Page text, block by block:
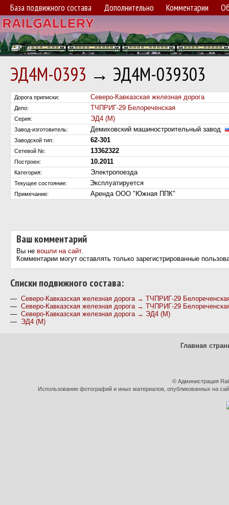
База подвижного состава Дополнительно Комментарии
ЭД4М-0393 → ЭД4М-039303
Дорога приписки: Северо-Кавказская железная дорога
Депо: ТЧПРИГ-29 Белореченская
Серия: ЭД4 (М)
Завод-изготовитель: Демиховский машиностроительный завод
Заводской тип: 62-301
Сетевой №: 13362322
Построен: 10.2011
Категория: Электропоезда
Текущее состояние: Эксплуатируется
Примечание: Аренда ООО "Южная ППК"
Ваш комментарий
Вы не вошли на сайт.
Комментарии могут оставлять только зарегистрированные
Cписки подвижного состава:
— Северо-Кавказская железная дорога → ТЧПРИГ-29
— Северо-Кавказская железная дорога → ТЧПРИГ-29
— Северо-Кавказская железная дорога → ЭД4 (М)
— ЭД4 (М)
Главная
© Администрация
Использование фотографий и иных материалов, опубликованных на